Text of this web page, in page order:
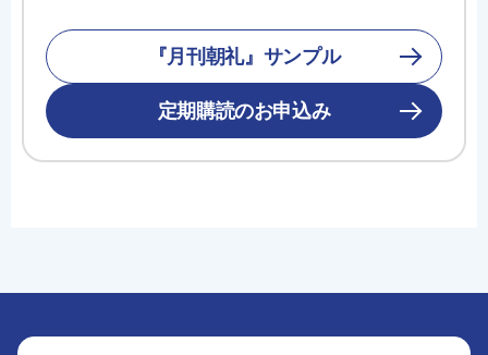
『月刊朝礼』サンプル
定期購読のお申込み